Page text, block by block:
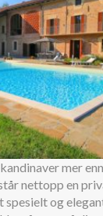
mer
nettopp en
spesielt og